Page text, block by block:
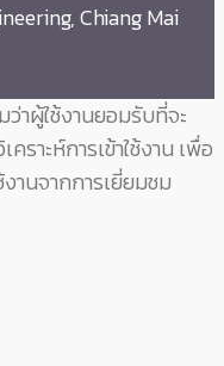
Chiang Mai
าผู้ใช้งานยอมรับที่จะ
ราะห์การเข้าใช้งาน เพื่อ
านจากการเยี่ยมชม